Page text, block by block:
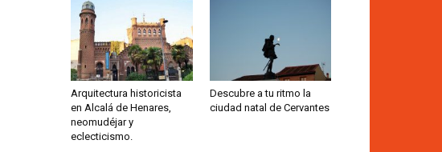
Arquitectura historicista
en Alcalá de Henares,
neomudéjar y
eclecticismo.
Descubre a tu ritmo la
ciudad natal de Cervantes